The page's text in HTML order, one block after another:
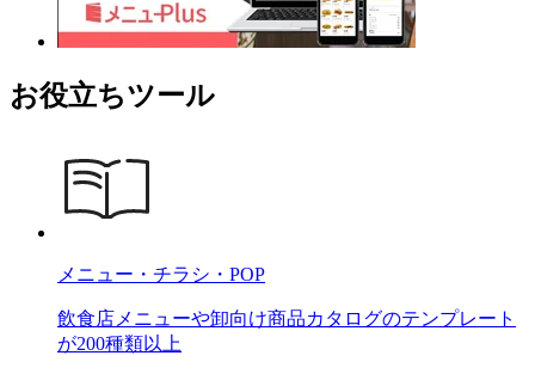
お役立ちツール
メニュー・チラシ・POP
飲食店メニューや卸向け商品カタログのテンプレート
が200種類以上